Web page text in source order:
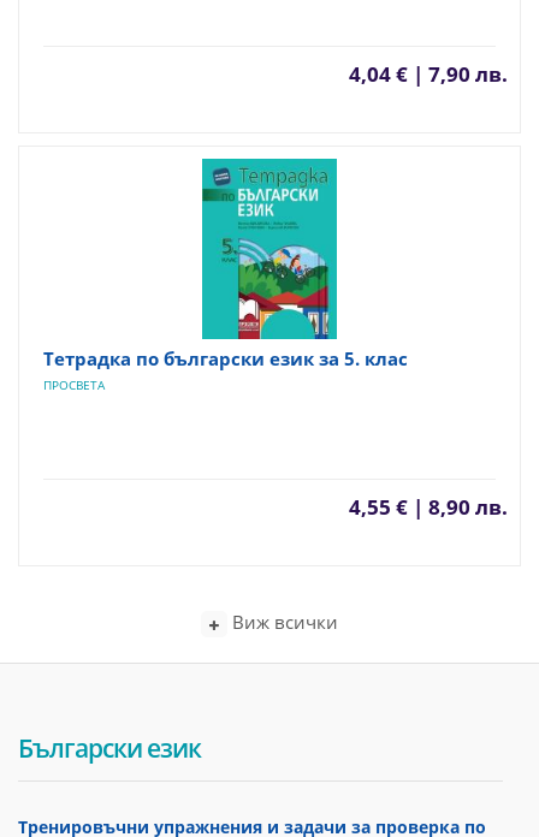
4,04 € | 7,90 лв.
Тетрадка по български език за 5. клас
ПРОСВЕТА
4,55 € | 8,90 лв.
Виж всички
Български език
Тренировъчни упражнения и задачи за проверка по